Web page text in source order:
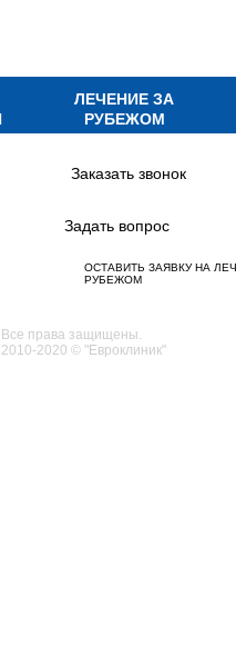
ЛЕЧЕНИЕ ЗА
РУБЕЖОМ
Заказать звонок
Задать вопрос
ОСТАВИТЬ ЗАЯВКУ НА
РУБЕЖОМ
Все права защищены.
2010-2020 © "Евроклиник"